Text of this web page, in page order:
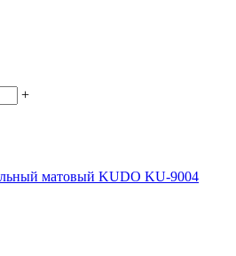
+
матовый KUDO KU-9004